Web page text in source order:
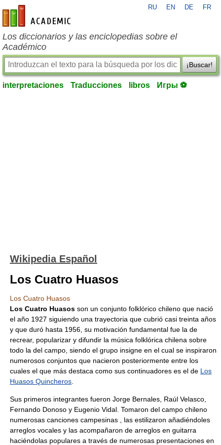
es-academic.com
RU EN DE FR
Los diccionarios y las enciclopedias sobre el
Académico
¡Buscar!
interpretaciones Traducciones libros Игры ⚽
Wikipedia Español
Los Cuatro Huasos
Los Cuatro Huasos
Los Cuatro Huasos son un conjunto folklórico chileno que nació
el año 1927 siguiendo una trayectoria que cubrió casi treinta años
y que duró hasta 1956, su motivación fundamental fue la de
recrear, popularizar y difundir la música folklórica chilena sobre
todo la del campo, siendo el grupo insigne en el cual se inspiraron
numerosos conjuntos que nacieron posteriormente entre los
cuales el que más destaca como sus continuadores es el de Los
Huasos Quincheros
Sus primeros integrantes fueron Jorge Bernales, Raúl Velasco,
Fernando Donoso y Eugenio Vidal. Tomaron del campo chileno
numerosas canciones campesinas , las estilizaron añadiéndoles
arreglos vocales y las acompañaron de arreglos en guitarra
haciéndolas populares a través de numerosas presentaciones en